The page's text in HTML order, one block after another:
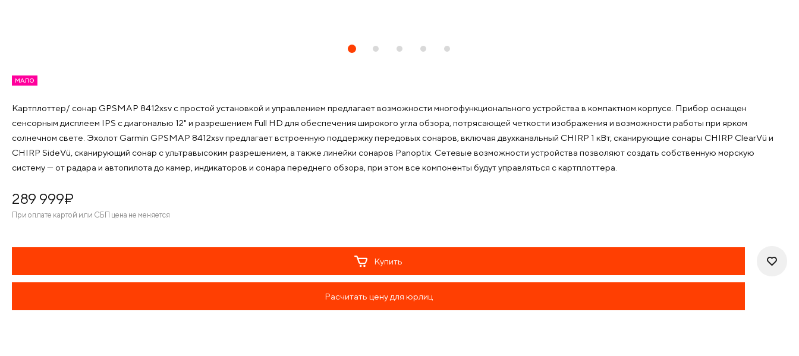
МАЛО
Картплоттер/ сонар GPSMAP 8412xsv с простой установкой и управлением предлагает возможности многофункционального устройства в компактном корпусе. Прибор оснащен
сенсорным дисплеем IPS с диагональю 12" и разрешением Full HD для обеспечения широкого угла обзора, потрясающей четкости изображения и возможности работы при ярком
солнечном свете. Эхолот Garmin GPSMAP 8412xsv предлагает встроенную поддержку передовых сонаров, включая двухканальный CHIRP 1 кВт, сканирующие сонары CHIRP ClearVü и
CHIRP SideVü, сканирующий сонар с ультравысоким разрешением, а также линейки сонаров Panoptix. Сетевые возможности устройства позволяют создать собственную морскую
систему — от радара и автопилота до камер, индикаторов и сонара переднего обзора, при этом все компоненты будут управляться с картплоттера.
289 999¤
При оплате картой или СБП цена не меняется
Купить
Расчитать цену для юрлиц